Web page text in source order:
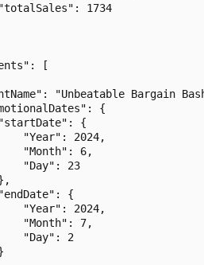
1734
[
"Unbeatable Bargain
{
{
"Year": 2024,
"Month": 6,
"Day": 23
{
"Year": 2024,
"Month": 7,
"Day": 2